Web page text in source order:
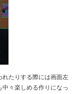
れたりする際には画面左
々楽しめる作りになっ